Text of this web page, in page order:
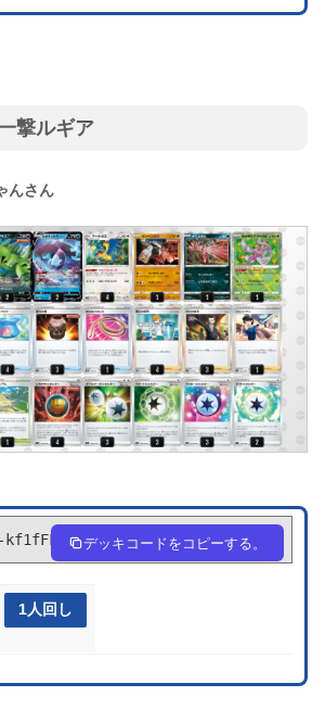
撃ルギア
んさん
kf1fFF デッキコードをコピーする。
1人回し